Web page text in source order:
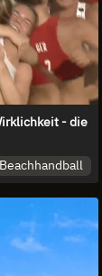
- die
Beachhandball